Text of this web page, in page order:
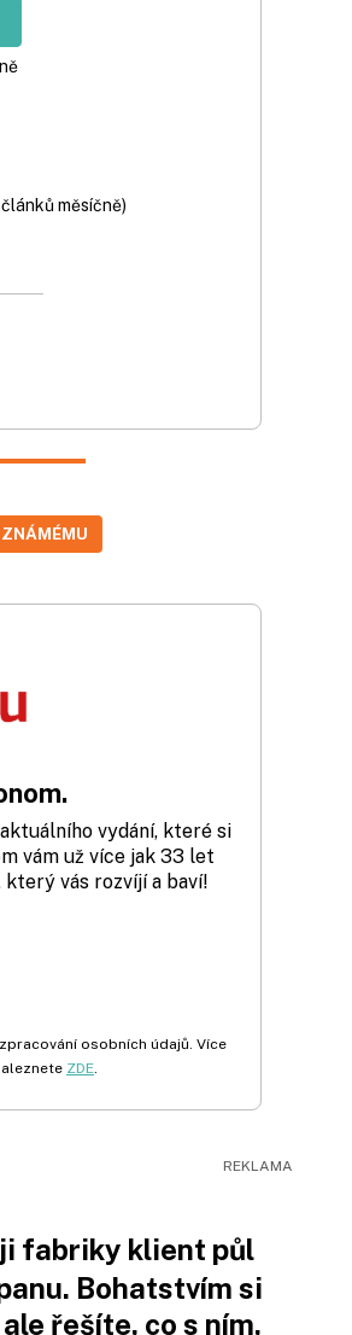
měsíčně)
vydání, které si
vám už více jak 33 let
vás rozvíjí a baví!
osobních údajů. Více
ZDE
fabriky klient půl
Bohatstvím si
řešíte, co s ním,